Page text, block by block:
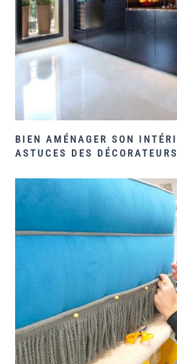
BIEN AMÉNAGER SON
ASTUCES DES DÉCORATEURS